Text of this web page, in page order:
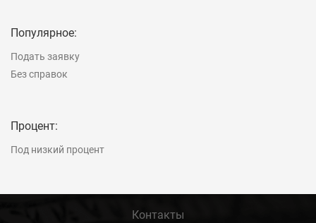
Популярное:
Подать заявку
Без справок
Процент:
Под низкий процент
Контакты